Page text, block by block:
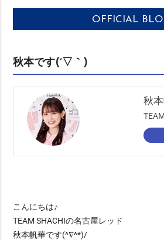
OFFICIAL
秋本です(´▽｀)
秋
こんにちは♪
TEAM SHACHIの名古屋レッド
秋本帆華です(^∇^*)/